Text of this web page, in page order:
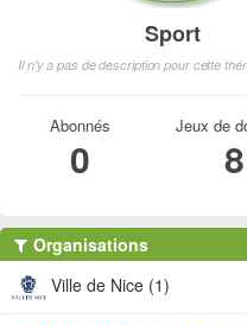
Sport
Il n'y a pas de description pour cette
Abonnés
0
Jeux de
8
Organisations
Ville de Nice (1)